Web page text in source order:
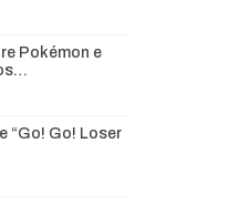
Pokémon e
“Go! Go! Loser